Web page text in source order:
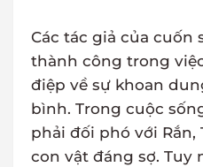
Các tác giả của cuốn
thành công trong
điệp về sự khoan
bình. Trong cuộc
phải đối phó với Rắn,
con vật đáng sợ. Tuy